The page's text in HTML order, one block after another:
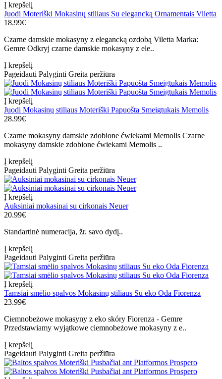
Į krepšelį
Juodi Moteriški Mokasinų stiliaus Su elegancką Ornamentais Viletta
18.99€
Czarne damskie mokasyny z elegancką ozdobą Viletta Marka:
Gemre Odkryj czarne damskie mokasyny z ele..
Į krepšelį
Pageidauti Palyginti Greita peržiūra
Į krepšelį
Juodi Mokasinų stiliaus Moteriški Papuošta Smeigtukais Memolis
28.99€
Czarne mokasyny damskie zdobione ćwiekami Memolis Czarne
mokasyny damskie zdobione ćwiekami Memolis ..
Į krepšelį
Pageidauti Palyginti Greita peržiūra
Į krepšelį
Auksiniai mokasinai su cirkonais Neuer
20.99€
Standartinė numeracija, žr. savo dydį..
Į krepšelį
Pageidauti Palyginti Greita peržiūra
Į krepšelį
Tamsiai smėlio spalvos Mokasinų stiliaus Su eko Oda Fiorenza
23.99€
Ciemnobeżowe mokasyny z eko skóry Fiorenza - Gemre
Przedstawiamy wyjątkowe ciemnobeżowe mokasyny z e..
Į krepšelį
Pageidauti Palyginti Greita peržiūra